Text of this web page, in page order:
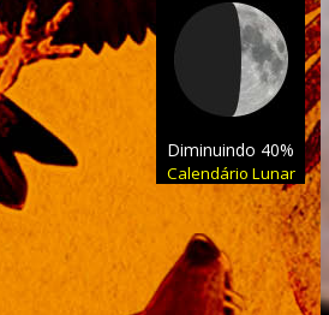
Diminuindo 40%
Calendário Lunar